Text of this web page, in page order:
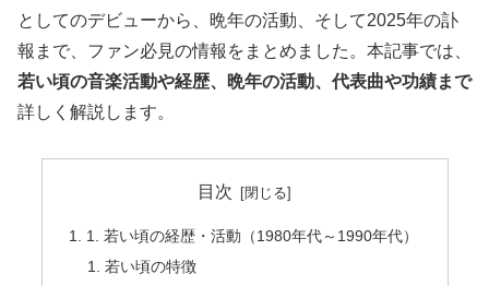
としてのデビューから、晩年の活動、そして2025年の訃
報まで、ファン必見の情報をまとめました。本記事では、
若い頃の音楽活動や経歴、晩年の活動、代表曲や功績まで
詳しく解説します。
目次
1. 若い頃の経歴・活動（1980年代～1990年代）
若い頃の特徴